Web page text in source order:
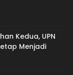
Kedua, UPN
Menjadi